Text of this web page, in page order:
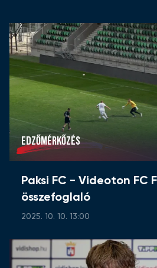
EDZŐMÉRKŐZÉS
Paksi FC - Videoton FC
összefoglaló
2025. 10. 10. 13:00